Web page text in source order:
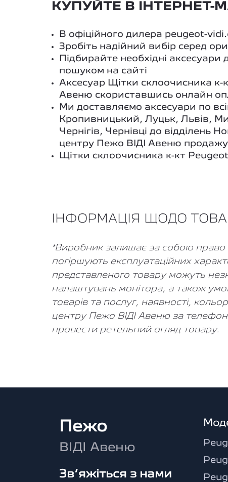
КУПУЙТЕ В ІНТЕРНЕТ-
В офіційного дилера peugeot-
Зробіть надійний вибір серед
Підбирайте необхідні
пошуком на сайті
Аксесуар Щітки склоочисника
Авеню скориставшись онлайн
Ми доставляємо аксесуари по
Кропивницький, Луцьк, Львів,
Чернігів, Чернівці до
центру Пежо ВІДІ Авеню
Щітки склоочисника к-кт
ІНФОРМАЦІЯ ЩОДО
*Виробник залишає за собою право
погіршують експлуатаційних
представленого товару можуть
налаштувань монітора, а також
товарів та послуг, наявності,
центру Пежо ВІДІ Авеню за
провести ретельний огляд товару.
Пежо
ВІДІ Авеню
Зв’яжіться з нами